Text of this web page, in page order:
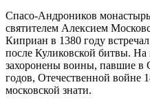
Спасо-Андроников
святителем Алексием
Киприан в 1380 году
после Куликовской битвы.
захоронены воины, павшие в
годов, Отечественной войне
московской знати.